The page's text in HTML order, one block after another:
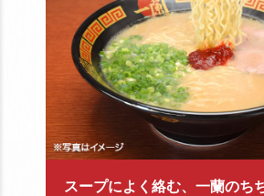
スープによく絡む、一蘭のち